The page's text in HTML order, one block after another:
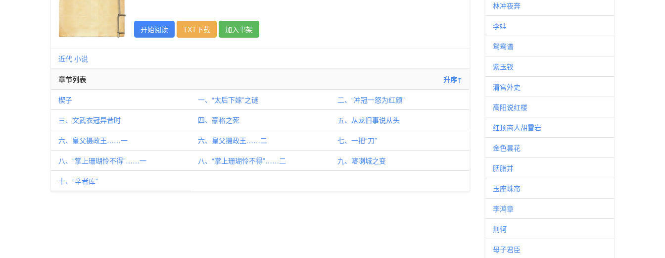
开始阅读 TXT下载 加入书架
近代 小说
章节列表 升序↑
楔子 一、“太后下嫁”之谜 二、“冲冠一怒为红颜”
三、文武衣冠异昔时 四、豪格之死 五、从龙旧事说从头
六、皇父摄政王……一 六、皇父摄政王……二 七、一把“刀”
八、“掌上珊瑚怜不得”……一 八、“掌上珊瑚怜不得”……二 九、喀喇城之变
十、“辛者库”
林冲夜奔
李娃
鸳鸯谱
紫玉钗
清宫外史
高阳说红楼
红顶商人胡雪岩
金色昙花
胭脂井
玉座珠帘
李鸿章
荆轲
母子君臣